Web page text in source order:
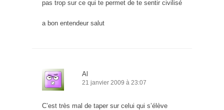
pas trop sur ce qui te permet de te sentir civilisé
a bon entendeur salut
Al
21 janvier 2009 à 23:07
C’est très mal de taper sur celui qui s’élève